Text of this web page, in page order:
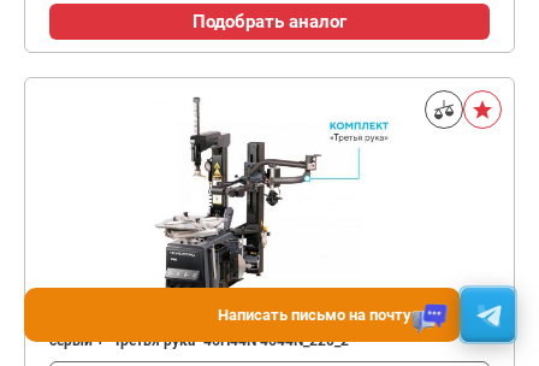
Подобрать аналог
Станок шиномонтажный автомат, односкоростной, 220 В,
серый + "Третья рука" 46H44N 4644N_220_2
Написать письмо на почту